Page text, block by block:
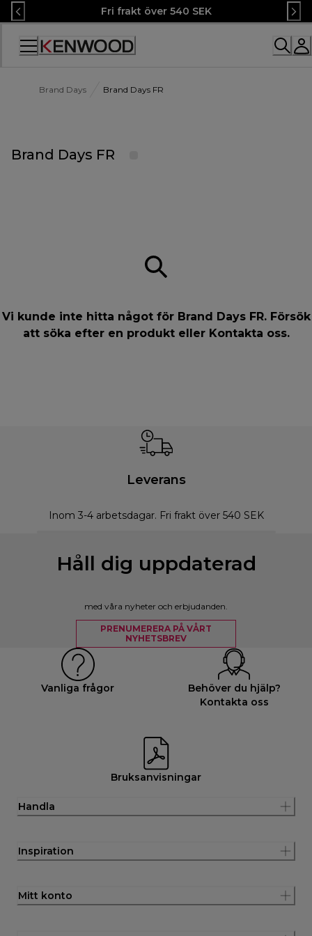
Skip
to
Content
Fri frakt över 540 SEK
Accessibility
Brand Days Brand Days FR
Brand Days FR
Vi kunde inte hitta något för Brand Days FR. Försök
att söka efter en produkt eller Kontakta oss.
Leverans
Inom 3-4 arbetsdagar. Fri frakt över 540 SEK
Håll dig uppdaterad
med våra nyheter och erbjudanden.
PRENUMERERA PÅ VÅRT
NYHETSBREV
Vanliga frågor
Behöver du hjälp?
Kontakta oss
Bruksanvisningar
Handla
Inspiration
Mitt konto